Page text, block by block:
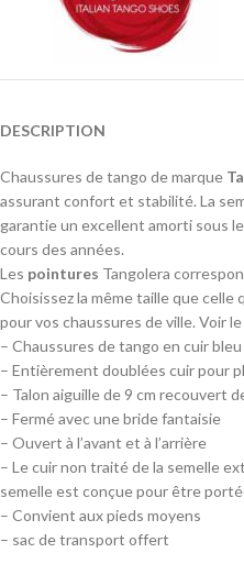
DESCRIPTION
Chaussures de tango de marque
assurant confort et stabilité. La
garantie un excellent amorti sous
cours des années.
Les pointures Tangolera
Choisissez la même taille que celle
pour vos chaussures de ville. Voir
– Chaussures de tango en cuir bleu
– Entièrement doublées cuir pour
– Talon aiguille de 9 cm recouvert
– Fermé avec une bride fantaisie
– Ouvert à l’avant et à l’arrière
– Le cuir non traité de la semelle
semelle est conçue pour être
– Convient aux pieds moyens
– sac de transport offert